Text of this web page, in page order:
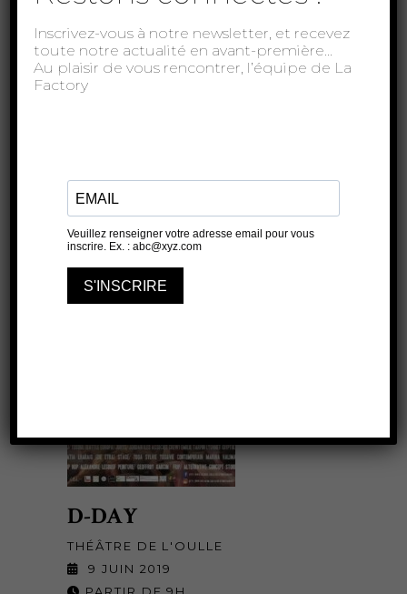
ARTICLE PRÉCÉDENT
À lire aussi...
D-DAY
THÉÂTRE DE L'OULLE
9 JUIN 2019
PARTIR DE 9H
Inscrivez-vous à notre newsletter, et recevez
toute notre actualité en avant-première…
Au plaisir de vous rencontrer, l’équipe de La
Factory